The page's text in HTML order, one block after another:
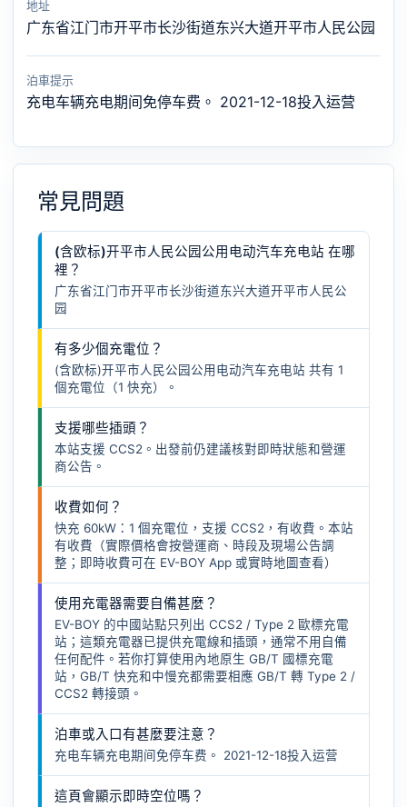
地址
广东省江门市开平市长沙街道东兴大道开平市人民公园
泊車提示
充电车辆充电期间免停车费。 2021-12-18投入运营
常見問題
(含欧标)开平市人民公园公用电动汽车充电站 在哪
裡？
广东省江门市开平市长沙街道东兴大道开平市人民公
园
有多少個充電位？
(含欧标)开平市人民公园公用电动汽车充电站 共有 1
個充電位（1 快充）。
支援哪些插頭？
本站支援 CCS2。出發前仍建議核對即時狀態和營運
商公告。
收費如何？
快充 60kW：1 個充電位，支援 CCS2，有收費。本站
有收費（實際價格會按營運商、時段及現場公告調
整；即時收費可在 EV-BOY App 或實時地圖查看）
使用充電器需要自備甚麼？
EV-BOY 的中國站點只列出 CCS2 / Type 2 歐標充電
站；這類充電器已提供充電線和插頭，通常不用自備
任何配件。若你打算使用內地原生 GB/T 國標充電
站，GB/T 快充和中慢充都需要相應 GB/T 轉 Type 2 /
CCS2 轉接頭 。
泊車或入口有甚麼要注意？
充电车辆充电期间免停车费。 2021-12-18投入运营
這頁會顯示即時空位嗎？